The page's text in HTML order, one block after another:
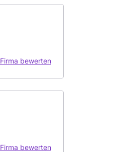
Firma bewerten
Firma bewerten